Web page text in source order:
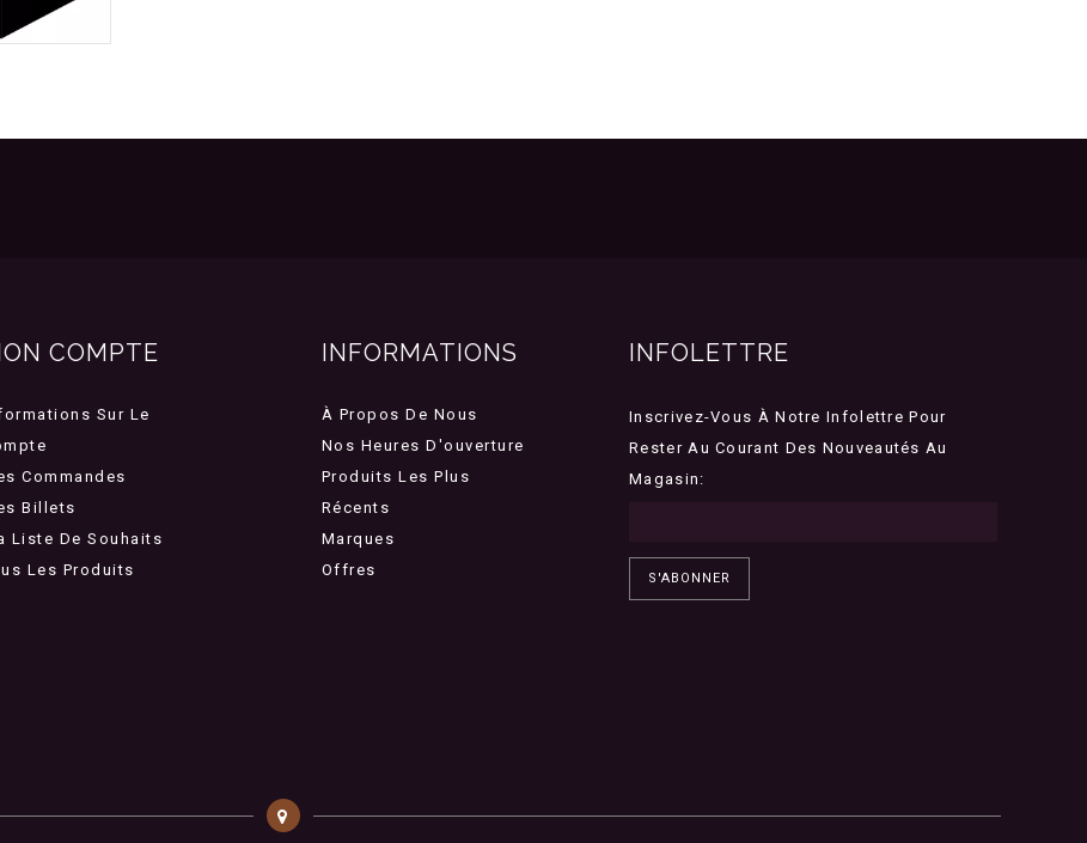
COMPTE
Sur Le
Commandes
Billets
Liste De Souhaits
Les Produits
INFORMATIONS
À Propos De Nous
Nos Heures D'ouverture
Produits Les Plus
Récents
Marques
Offres
INFOLETTRE
Inscrivez-Vous À Notre Infolettre Pour
Rester Au Courant Des Nouveautés Au
Magasin:
S'ABONNER